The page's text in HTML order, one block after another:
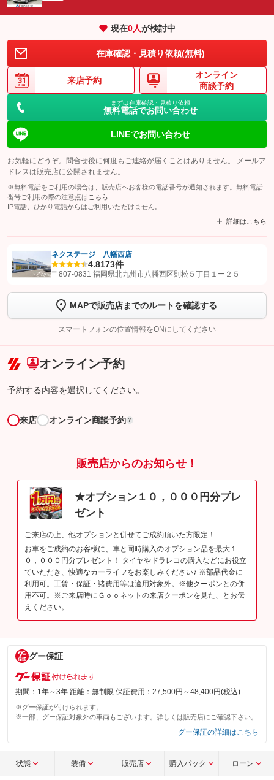
現在0人が検討中
在庫確認・見積り依頼(無料)
来店予約
オンライン
商談予約
まずは在庫確認・見積り依頼
無料電話でお問い合わせ
LINEでお問い合わせ
お気軽にどうぞ。問合せ後に何度もご連絡が届くことはありません。 メールア
ドレスは販売店に公開されません。
※無料電話をご利用の場合は、販売店へお客様の電話番号が通知されます。無料電話
番号ご利用の際の注意点は こちら
IP電話、ひかり電話からはご利用いただけません。
詳細はこちら
【STEP1】認証画面でグーネットを友だち追加してから「許可する」ボタンを押
トーク画面で
ボタンをタップして問い合わせを
完了してください。
こちら
ネクステージ 八幡西店
4.8173件
〒807-0831 福岡県北九州市八幡西区則松５丁目１ー２５
MAPで販売店までのルートを確認する
スマートフォンの位置情報をONにしてください
オンライン予約
予約する内容を選択してください。
来店 オンライン商談予約 ?
販売店からのお知らせ！
★オプション１０，０００円分プレ
ゼント
ご来店の上、他オプションと併せてご成約頂いた方限定！
お車をご成約のお客様に、車と同時購入のオプション品を最大１
０，０００円分プレゼント！ タイヤやドラレコの購入などにお役立
ていただき、快適なカーライフをお楽しみください♪ ※部品代金に
利用可。工賃・保証・諸費用等は適用対象外。※他クーポンとの併
用不可。※ご来店時にＧｏｏネットの来店クーポンを見た、とお伝
えください。
グー保証
期間：1年～3年 距離：無制限 保証費用：27,500円～48,400円(税込)
※グー保証が付けられます。
※一部、グー保証対象外の車両もございます。詳しくは販売店にご確認下さい。
グー保証の詳細はこちら
状態 装備 販売店 購入パック ローン